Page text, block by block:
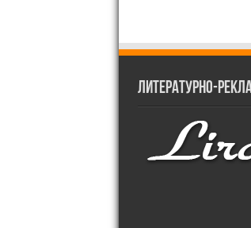
Литературно-